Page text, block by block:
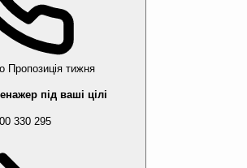
Пропозиція тижня
під ваші цілі
330 295